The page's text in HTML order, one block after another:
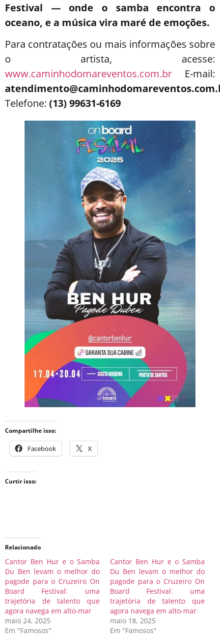
Festival — onde o samba encontra o
oceano, e a música vira maré de emoções.
Para contratações ou mais informações sobre
o artista, acesse:
www.caminhodomareventos.com.br E-mail:
Telefone: (13) 99631-6169
Compartilhe isso:
Facebook X
Curtir isso:
Relacionado
Cantor Ben Hur e o Samba
Du Ben levam o melhor do
pagode para o Cruzeiro On
Board Festival: uma
trajetória de talento que
agora navega em alto-mar
maio 24, 2025
Em "Famosos"
Cantor Ben Hur e o Samba
Du Ben levam o melhor do
pagode para o Cruzeiro On
Board Festival: uma
trajetória de talento que
agora navega em alto-mar
maio 18, 2025
Em "Famosos"